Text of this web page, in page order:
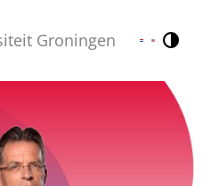
Groningen Nederlands
English